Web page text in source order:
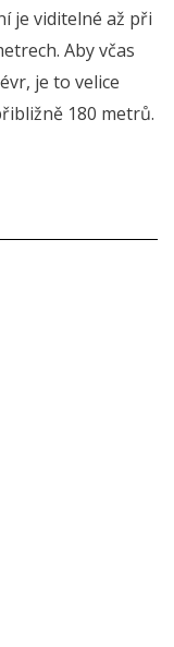
je viditelné až při
Aby včas
je to velice
180 metrů.